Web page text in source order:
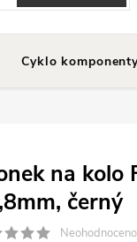
Cyklo
na kolo
černý
Neohodnoceno